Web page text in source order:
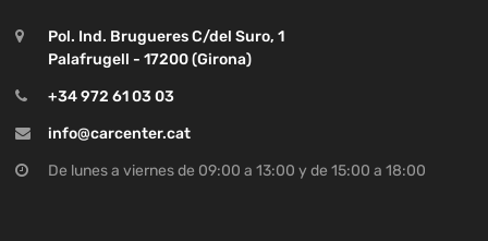
Pol. Ind. Brugueres C/del Suro, 1
Palafrugell - 17200 (Girona)
+34 972 61 03 03
info@carcenter.cat
De lunes a viernes de 09:00 a 13:00 y de 15:00 a 18:00